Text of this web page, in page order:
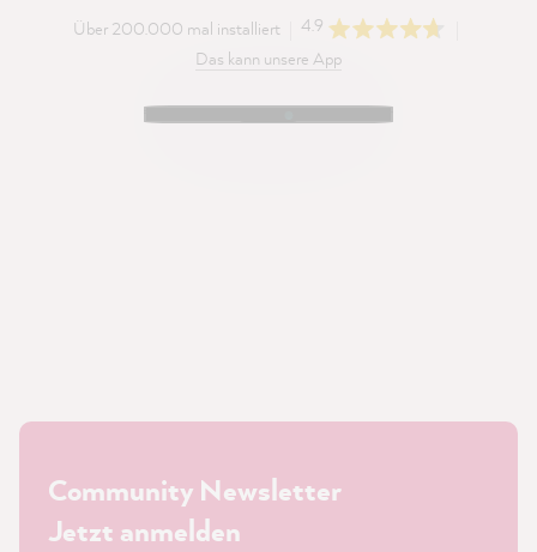
Über 200.000 mal installiert
4.9
Das kann unsere App
Community Newsletter
Jetzt anmelden